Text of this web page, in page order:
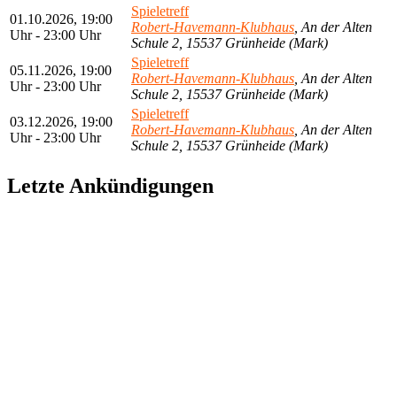
01.10.2026, 19:00
Uhr - 23:00 Uhr
Spieletreff
Robert-Havemann-Klubhaus , An der Alten
Schule 2, 15537 Grünheide (Mark)
05.11.2026, 19:00
Uhr - 23:00 Uhr
Spieletreff
Robert-Havemann-Klubhaus , An der Alten
Schule 2, 15537 Grünheide (Mark)
03.12.2026, 19:00
Uhr - 23:00 Uhr
Spieletreff
Robert-Havemann-Klubhaus , An der Alten
Schule 2, 15537 Grünheide (Mark)
Letzte Ankündigungen